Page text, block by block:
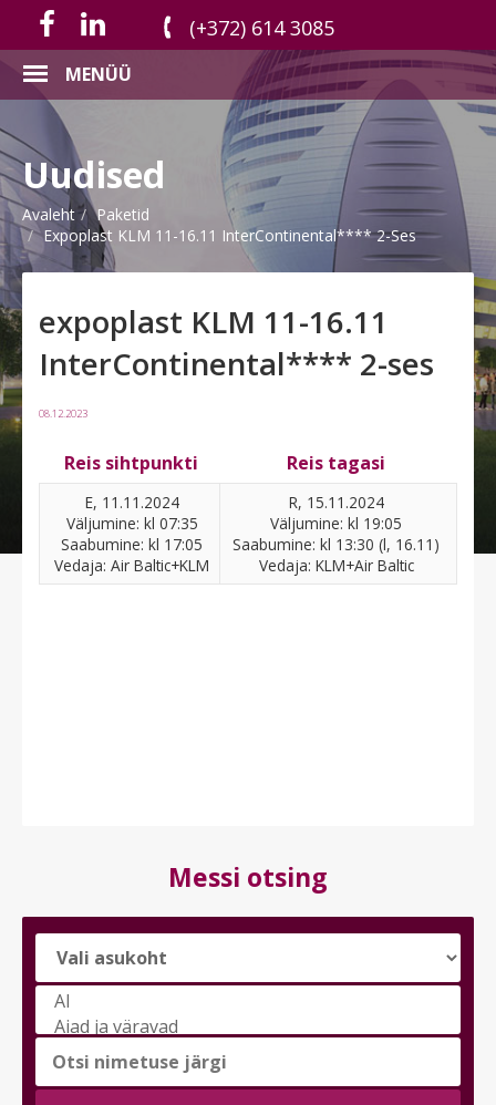
(+372) 614 3085
MENÜÜ
Uudised
Avaleht
Paketid
Expoplast KLM 11-16.11 InterContinental**** 2-Ses
expoplast KLM 11-16.11
InterContinental**** 2-ses
08.12.2023
Reis sihtpunkti Reis tagasi
E, 11.11.2024
Väljumine: kl 07:35
Saabumine: kl 17:05
Vedaja: Air Baltic+KLM
R, 15.11.2024
Väljumine: kl 19:05
Saabumine: kl 13:30 (l, 16.11)
Vedaja: KLM+Air Baltic
Messi otsing
Vali
messi
teema